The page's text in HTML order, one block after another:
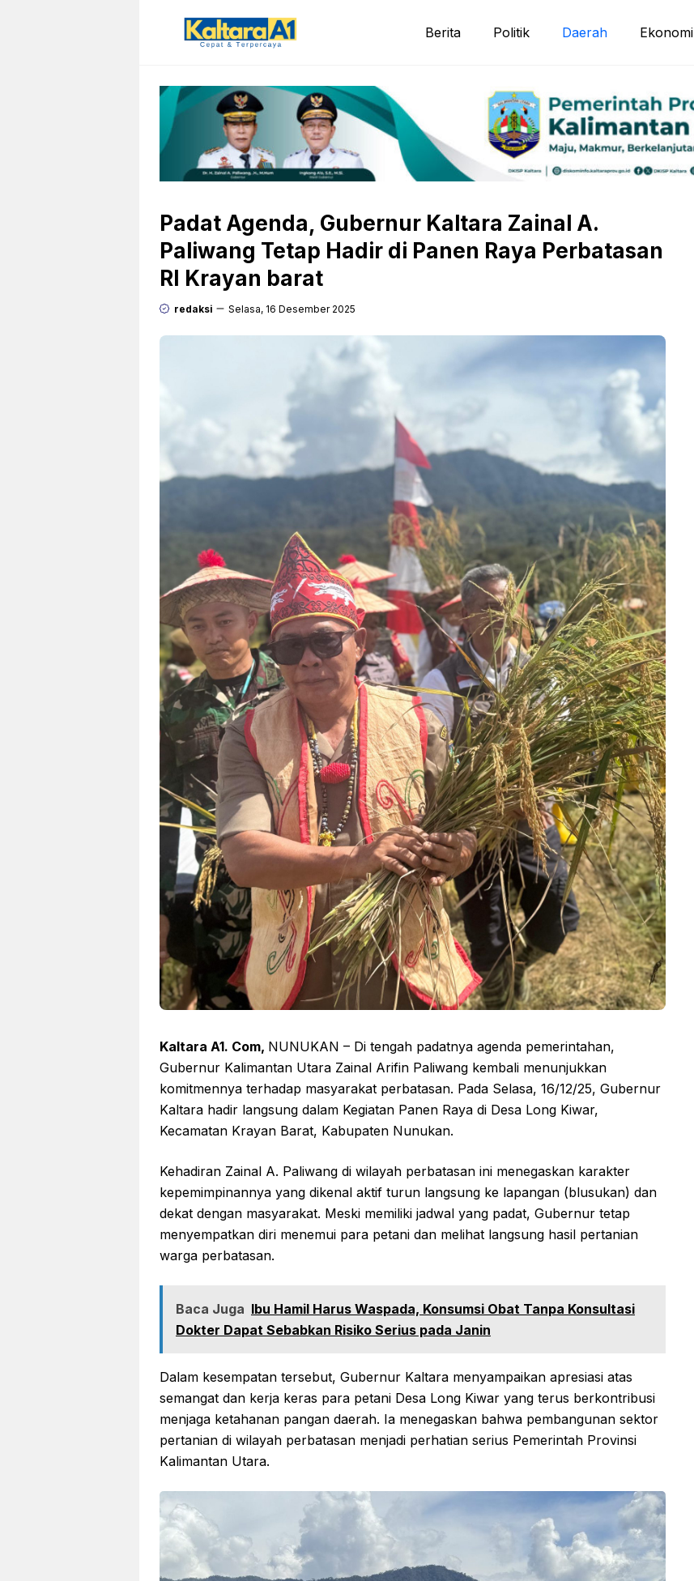
Berita Politik Daerah Ekonomi
Padat Agenda, Gubernur Kaltara Zainal A.
Paliwang Tetap Hadir di Panen Raya Perbatasan
RI Krayan barat
redaksi Selasa, 16 Desember 2025
Kaltara A1. Com, NUNUKAN – Di tengah padatnya agenda pemerintahan,
Gubernur Kalimantan Utara Zainal Arifin Paliwang kembali menunjukkan
komitmennya terhadap masyarakat perbatasan. Pada Selasa, 16/12/25, Gubernur
Kaltara hadir langsung dalam Kegiatan Panen Raya di Desa Long Kiwar,
Kecamatan Krayan Barat, Kabupaten Nunukan.
Kehadiran Zainal A. Paliwang di wilayah perbatasan ini menegaskan karakter
kepemimpinannya yang dikenal aktif turun langsung ke lapangan (blusukan) dan
dekat dengan masyarakat. Meski memiliki jadwal yang padat, Gubernur tetap
menyempatkan diri menemui para petani dan melihat langsung hasil pertanian
warga perbatasan.
Baca Juga Ibu Hamil Harus Waspada, Konsumsi Obat Tanpa Konsultasi
Dokter Dapat Sebabkan Risiko Serius pada Janin
Dalam kesempatan tersebut, Gubernur Kaltara menyampaikan apresiasi atas
semangat dan kerja keras para petani Desa Long Kiwar yang terus berkontribusi
menjaga ketahanan pangan daerah. Ia menegaskan bahwa pembangunan sektor
pertanian di wilayah perbatasan menjadi perhatian serius Pemerintah Provinsi
Kalimantan Utara.